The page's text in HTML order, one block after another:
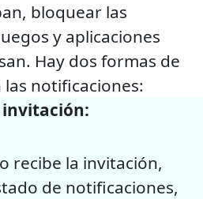
bloquear las
y aplicaciones
Hay dos formas de
notificaciones:
invitación:
recibe la invitación,
de notificaciones,